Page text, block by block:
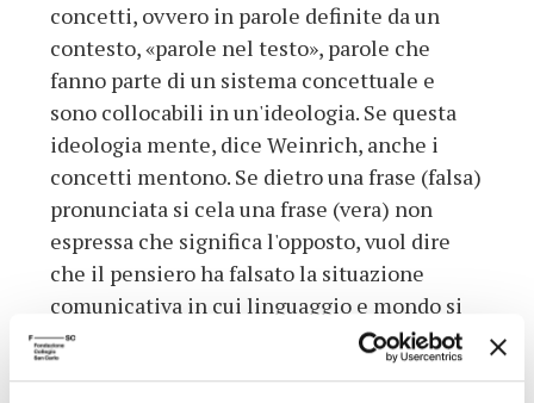
concetti, ovvero in parole definite da un
contesto, «parole nel testo», parole che
fanno parte di un sistema concettuale e
sono collocabili in un'ideologia. Se questa
ideologia mente, dice Weinrich, anche i
concetti mentono. Se dietro una frase (falsa)
pronunciata si cela una frase (vera) non
espressa che significa l'opposto, vuol dire
che il pensiero ha falsato la situazione
comunicativa in cui linguaggio e mondo si
incontrano. La menzogna è dunque di natura
sintattica, non semantica, perché non sono